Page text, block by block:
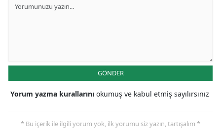
GÖNDER
Yorum yazma kurallarını okumuş ve kabul etmiş sayılırsınız
* Bu içerik ile ilgili yorum yok, ilk yorumu siz yazın, tartışalım *